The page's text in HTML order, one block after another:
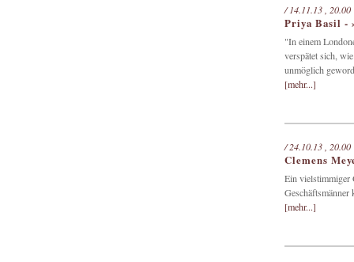
/ 14.11.13 ,
Priya Basil -
"In einem
verspätet sich,
unmöglich
[mehr...]
/ 24.10.13 ,
Clemens
Ein vielstimmiger
[mehr...]